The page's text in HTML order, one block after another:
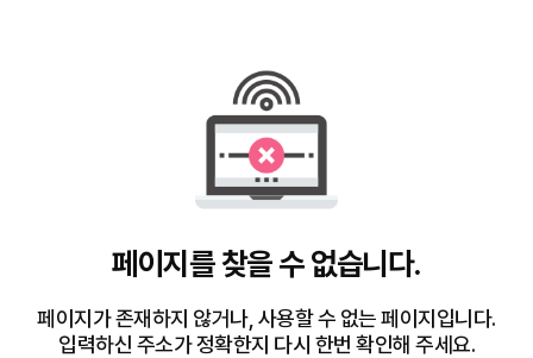
페이지를 찾을 수 없습니다.
페이지가 존재하지 않거나, 사용할 수 없는 페이지입니다.
입력하신 주소가 정확한지 다시 한번 확인해 주세요.